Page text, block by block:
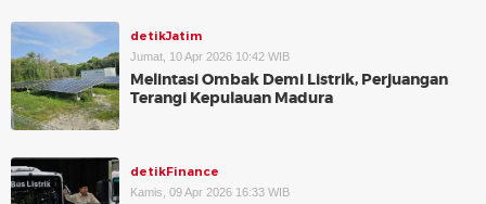
detikJatim
Jumat, 10 Apr 2026 10:42 WIB
Melintasi Ombak Demi Listrik, Perjuangan
Terangi Kepulauan Madura
detikFinance
Kamis, 09 Apr 2026 16:33 WIB